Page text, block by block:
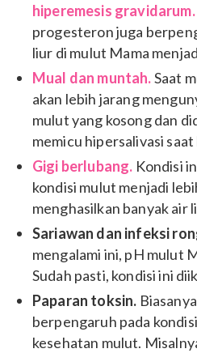
hiperemesis gravidarum.
progesteron juga
liur di mulut Mama
Mual dan muntah.Saat
akan lebih jarang
mulut yang kosong dan
memicu hipersalivasi saat
Gigi berlubang. Kondisi
kondisi mulut menjadi
menghasilkan banyak air
Sariawan dan infeksi
mengalami ini, pH mulut
Sudah pasti, kondisi ini
Paparan toksin.
berpengaruh pada
kesehatan mulut.